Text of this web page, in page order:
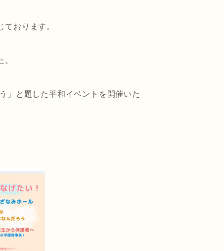
おります。
と題した平和イベントを開催いた